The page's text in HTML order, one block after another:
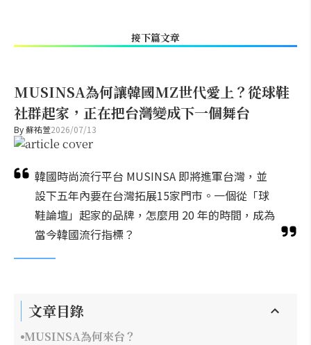
接下篇文章
MUSINSA為何讓韓國MZ世代愛上？從球鞋
社群起家，正在把台灣變成下一個舞台
By蘇祐萱2026/07/13
韓國時尚流行平台 MUSINSA 即將進軍台灣，並
設下五年內要在台灣拓展15家門市。一個從「球
鞋論壇」起家的品牌，怎麼用 20 年的時間，成為
當今韓國流行指標？
文章目錄
MUSINSA為何來台？